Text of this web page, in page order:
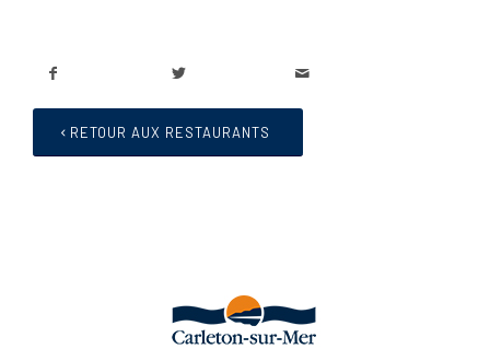
RETOUR AUX RESTAURANTS